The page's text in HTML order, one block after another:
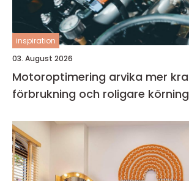
inspiration
03. August 2026
Motoroptimering arvika mer kraft, lägre
förbrukning och roligare körning